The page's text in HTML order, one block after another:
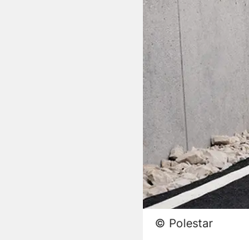
© Polestar